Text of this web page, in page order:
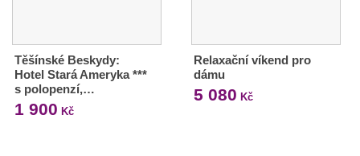
Těšínské Beskydy:
Hotel Stará Ameryka ***
s polopenzí,…
1 900 Kč
Relaxační víkend pro
dámu
5 080 Kč